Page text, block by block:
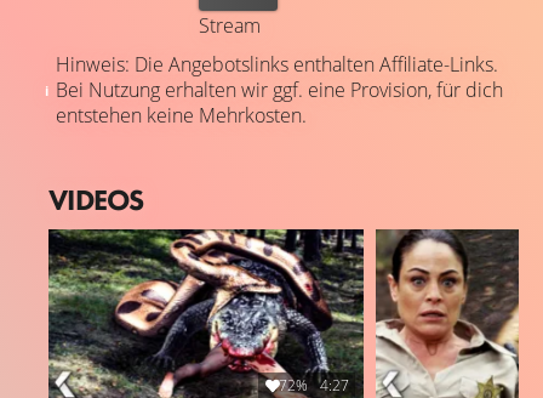
Stream
Hinweis: Die Angebotslinks enthalten Affiliate-Links.
Bei Nutzung erhalten wir ggf. eine Provision, für dich
entstehen keine Mehrkosten.
VIDEOS
72% 4:27